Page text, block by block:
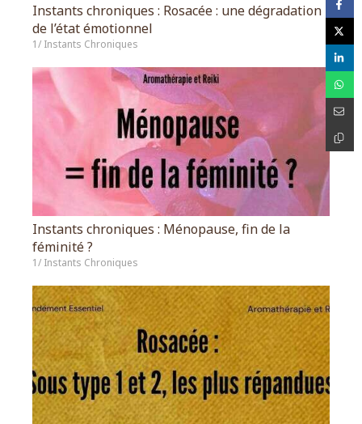
Instants chroniques : Rosacée : une dégradation
de l’état émotionnel
1/ Instants Chroniques
Instants chroniques : Ménopause, fin de la
féminité ?
1/ Instants Chroniques